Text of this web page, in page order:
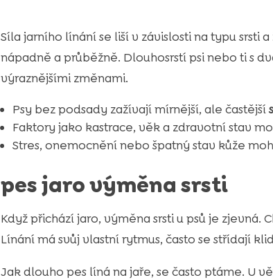
Síla jarního línání se liší v závislosti na typu srsti
nápadně a průběžně. Dlouhosrstí psi nebo ti s
výraznějšími změnami.
Psy bez podsady zažívají mírnější, ale častější
Faktory jako kastrace, věk a zdravotní stav
Stres, onemocnění nebo špatný stav kůže
pes jaro výměna srsti
Když přichází jaro, výměna srsti u psů je
Línání má svůj vlastní rytmus, často se střídají
Jak dlouho pes líná na jaře, se často ptáme. U